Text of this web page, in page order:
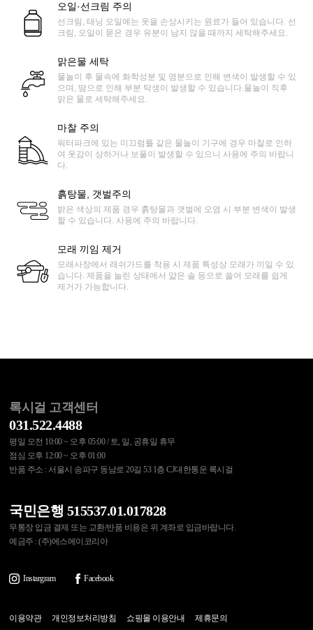
오일·선크림 주의
선크림, 태닝 오일에는 옷을 손상시키는 원료가 들어 있습니다. 선
크림, 오일이 묻은 경우 유분이 남지 않을 때까지 세탁해주세요.
맑은물 세탁
물놀이 후 물속에 화학성분 및 염분으로 인해 변색이 발생할 수 있
으며, 땀으로 인해 부분 탁생이 발생할 수 있습니다.물놀이 직후
맑은 물로 세탁해주세요.
마찰 주의
워터파크에 있는 미끄럼틀 같은 물놀이 기구에 경우 마찰로 인하
여 옷감이 상하거나 보풀이 발생할 수 있으니 사용에 주의 바랍니
다.
흙탕물, 갯벌주의
밝은 색상의 제품 경우 흙탕물과 갯벌에 오염 시 부분 변색이 발생
할 수 있습니다. 사용에 주의 바랍니다.
모래 끼임 제거
모래사장에서 래쉬가드를 착용 시 제품 특성상 모래가 끼일 수 있
습니다. 제품을 늘린 상태에서 얇은 솔 등으로 쓸어 모래를 쉽게
제거가 가능합니다.
록시걸 고객센터
031.522.4488
평일 오전 10:00 ~ 오후 05:00 / 토, 일, 공휴일 휴무
점심 오후 12:00 ~ 오후 01:00
반품 주소 : 서울시 송파구 동남로 20길 53 1층 CJ대한통운 록시걸
국민은행 515537.01.017828
무통장 입금 결제 또는 교환/반품 비용은 위 계좌로 입금바랍니다.
예금주 : (주)에스에이코리아
Instargram Facebook
이용약관 개인정보처리방침 쇼핑몰 이용안내 제휴문의